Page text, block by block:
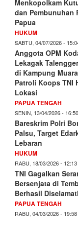
Menkopolkam
dan Pembunuhan
Papua
HUKUM
SABTU, 04/07/2026 -
Anggota OPM
Lekagak
di Kampung
Patroli Koops TNI
Lokasi
PAPUA TENGAH
SENIN, 13/04/2026 - 16:50
Bareskrim Polri
Palsu, Target
Lebaran
HUKUM
RABU, 18/03/2026 - 12:13
TNI Gagalkan
Bersenjata di
Berhasil
PAPUA TENGAH
RABU, 04/03/2026 - 19:58